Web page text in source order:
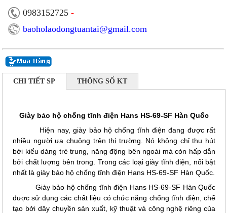
0983152725 -
baoholaodongtuantai@gmail.com
CHI TIẾT SP THÔNG SỐ KT
Giày bảo hộ chống tĩnh điện Hans HS-69-SF Hàn Quốc
Hiện nay, giày bảo hộ chống tĩnh điện đang được rất
nhiều người ưa chuộng trên thị trường. Nó không chỉ thu hút
bởi kiểu dáng trẻ trung, năng động bên ngoài mà còn hấp dẫn
bởi chất lượng bên trong. Trong các loại giày tĩnh điện, nổi bật
nhất là giày bảo hộ chống tĩnh điện Hans HS-69-SF Hàn Quốc.
Giày bảo hộ chống tĩnh điện Hans HS-69-SF Hàn Quốc
được sử dụng các chất liệu có chức năng chống tĩnh điện, chế
tạo bởi dây chuyền sản xuất, kỹ thuật và công nghệ riêng của